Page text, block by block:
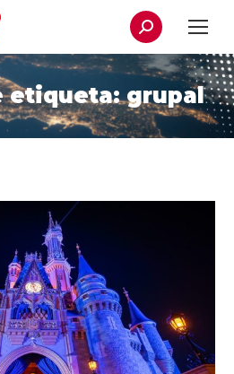
Buscar:
etiqueta:grupal